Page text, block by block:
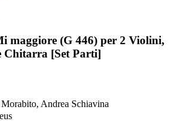
maggiore (G 446) per 2 Violini,
Chitarra [Set Parti]
Andrea Schiavina